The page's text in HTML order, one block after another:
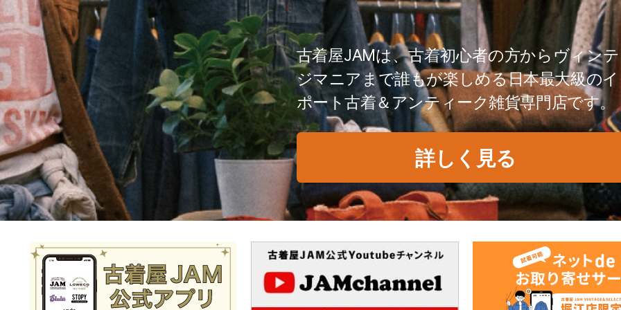
古着屋JAMは、古着初心者の方からヴィン
ジマニアまで誰もが楽しめる日本最大級の
ポート古着＆アンティーク雑貨専門店です。
詳しく見る